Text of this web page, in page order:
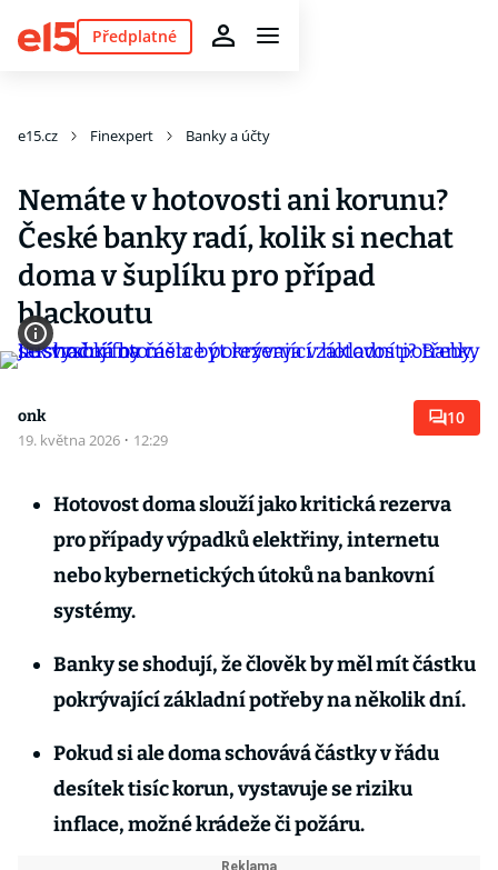
Předplatné
e15.cz Finexpert Banky a účty
Nemáte v hotovosti ani korunu?
České banky radí, kolik si nechat
doma v šuplíku pro případ
blackoutu
onk
19. května 2026 · 12:29
10
Hotovost doma slouží jako kritická rezerva
pro případy výpadků elektřiny, internetu
nebo kybernetických útoků na bankovní
systémy.
Banky se shodují, že člověk by měl mít částku
pokrývající základní potřeby na několik dní.
Pokud si ale doma schovává částky v řádu
desítek tisíc korun, vystavuje se riziku
inflace, možné krádeže či požáru.